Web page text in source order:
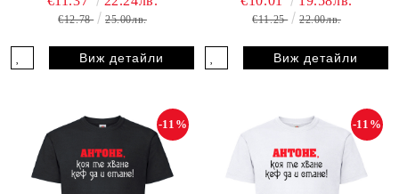
€12.78 25.00лв.
Виж детайли
€11.25 22.00лв.
Виж детайли
-11% -11%